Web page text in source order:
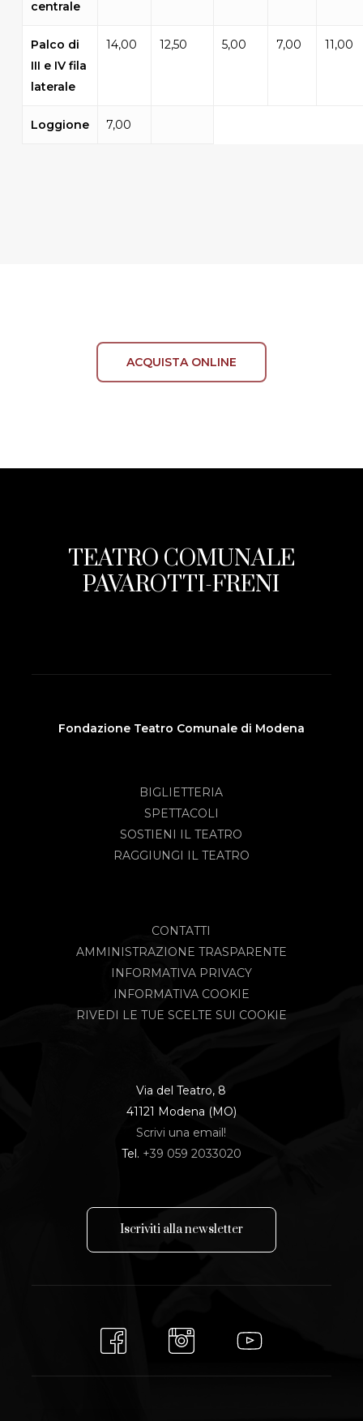
centrale
Palco di
III e IV fila
laterale
14,00 12,50 5,00 7,00 11,00
Loggione 7,00
ACQUISTA ONLINE
TEATRO COMUNALE
PAVAROTTI-FRENI
Fondazione Teatro Comunale di Modena
BIGLIETTERIA
SPETTACOLI
SOSTIENI IL TEATRO
RAGGIUNGI IL TEATRO
CONTATTI
AMMINISTRAZIONE TRASPARENTE
INFORMATIVA PRIVACY
INFORMATIVA COOKIE
RIVEDI LE TUE SCELTE SUI COOKIE
Via del Teatro, 8
41121 Modena (MO)
Scrivi una email!
Tel. +39 059 2033020
Iscriviti allanewsletter